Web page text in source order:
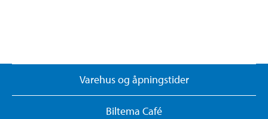
Varehus og åpningstider
Biltema Café